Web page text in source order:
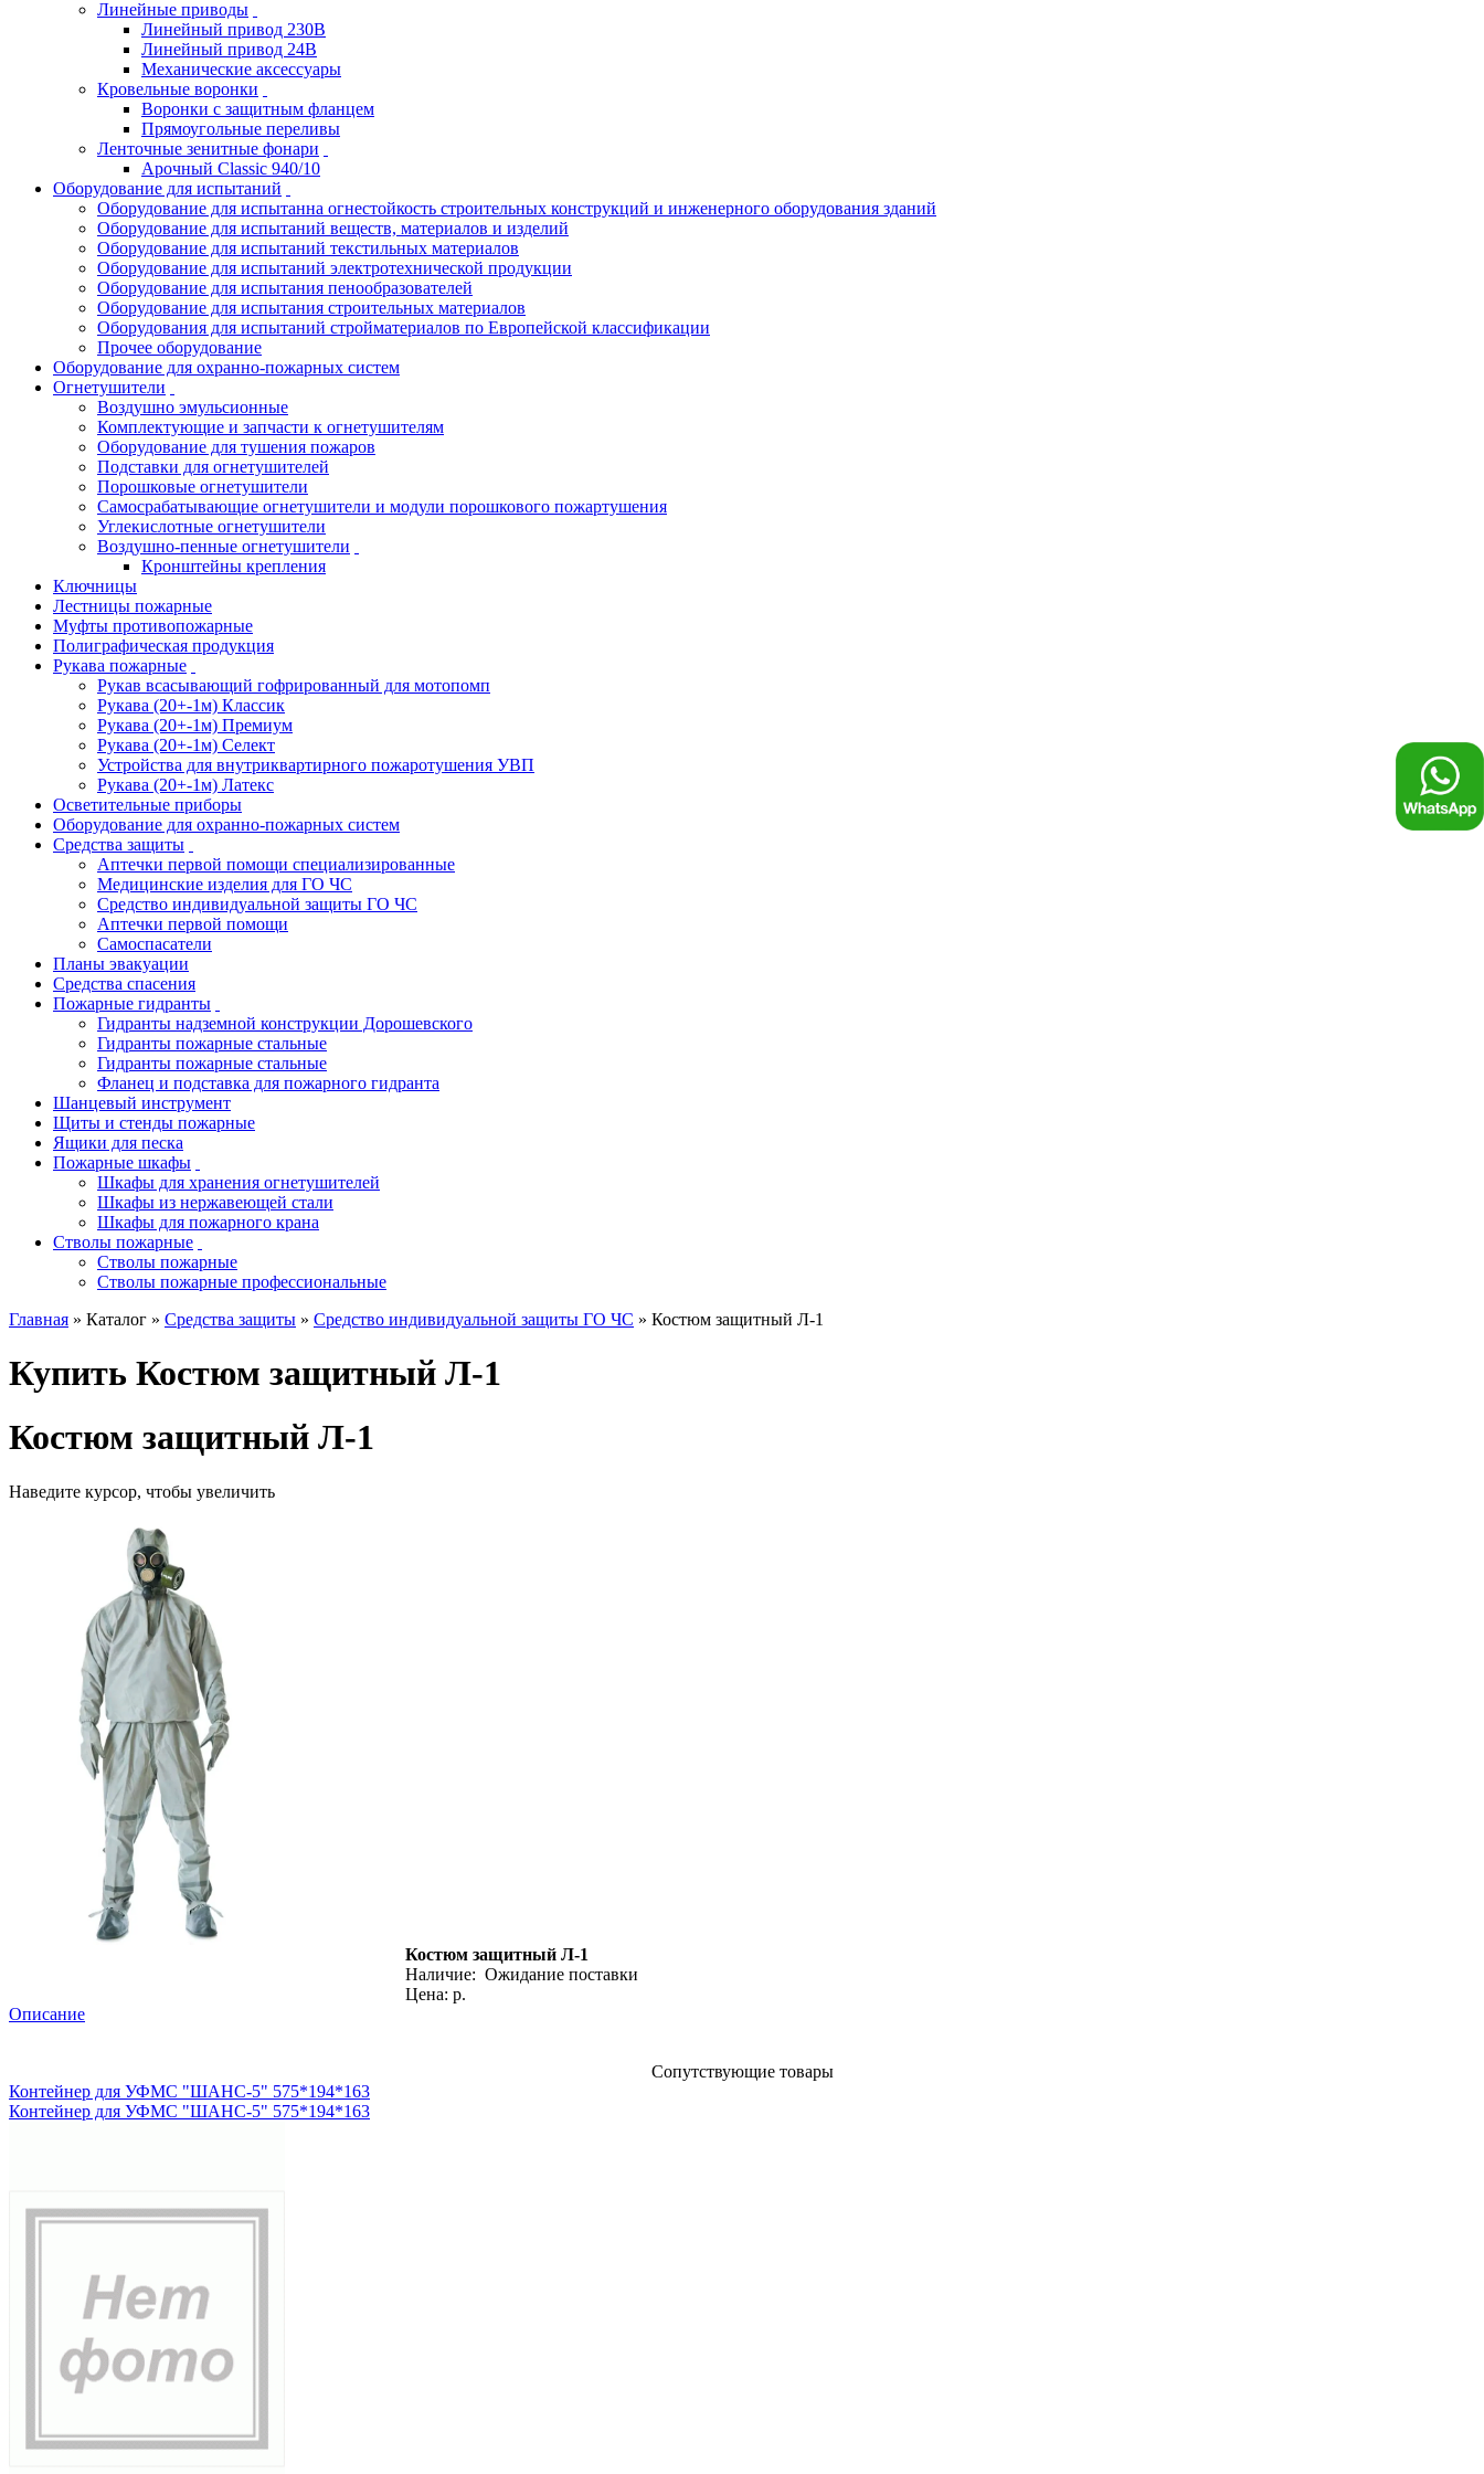
Линейные приводы
Линейный привод 230В
Линейный привод 24В
Механические аксессуары
Кровельные воронки
Воронки с защитным фланцем
Прямоугольные переливы
Ленточные зенитные фонари
Арочный Classic 940/10
Оборудование для испытаний
Оборудование для испытанна огнестойкость строительных конструкций и инженерного оборудования зданий
Оборудование для испытаний веществ, материалов и изделий
Оборудование для испытаний текстильных материалов
Оборудование для испытаний электротехнической продукции
Оборудование для испытания пенообразователей
Оборудование для испытания строительных материалов
Оборудования для испытаний стройматериалов по Европейской классификации
Прочее оборудование
Оборудование для охранно-пожарных систем
Огнетушители
Воздушно эмульсионные
Комплектующие и запчасти к огнетушителям
Оборудование для тушения пожаров
Подставки для огнетушителей
Порошковые огнетушители
Самосрабатывающие огнетушители и модули порошкового пожартушения
Углекислотные огнетушители
Воздушно-пенные огнетушители
Кронштейны крепления
Ключницы
Лестницы пожарные
Муфты противопожарные
Полиграфическая продукция
Рукава пожарные
Рукав всасывающий гофрированный для мотопомп
Рукава (20+-1м) Классик
Рукава (20+-1м) Премиум
Рукава (20+-1м) Селект
Устройства для внутриквартирного пожаротушения УВП
Рукава (20+-1м) Латекс
Осветительные приборы
Оборудование для охранно-пожарных систем
Средства защиты
Аптечки первой помощи специализированные
Медицинские изделия для ГО ЧС
Средство индивидуальной защиты ГО ЧС
Аптечки первой помощи
Самоспасатели
Планы эвакуации
Средства спасения
Пожарные гидранты
Гидранты надземной конструкции Дорошевского
Гидранты пожарные стальные
Гидранты пожарные стальные
Фланец и подставка для пожарного гидранта
Шанцевый инструмент
Щиты и стенды пожарные
Ящики для песка
Пожарные шкафы
Шкафы для хранения огнетушителей
Шкафы из нержавеющей стали
Шкафы для пожарного крана
Стволы пожарные
Стволы пожарные
Стволы пожарные профессиональные
Главная » Каталог » Средства защиты » Средство индивидуальной защиты ГО ЧС » Костюм защитный Л-1
Купить Костюм защитный Л-1
Костюм защитный Л-1
Наведите курсор, чтобы увеличить
Костюм защитный Л-1
Наличие: Ожидание поставки
Цена: р.
Описание
Сопутствующие товары
Контейнер для УФМС "ШАНС-5" 575*194*163
Контейнер для УФМС "ШАНС-5" 575*194*163